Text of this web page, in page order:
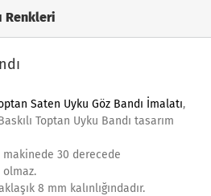
Renkleri
Saten Uyku Göz Bandı İmalatı,
Toptan Uyku Bandı tasarım
makinede 30 derecede
8 mm kalınlığındadır.